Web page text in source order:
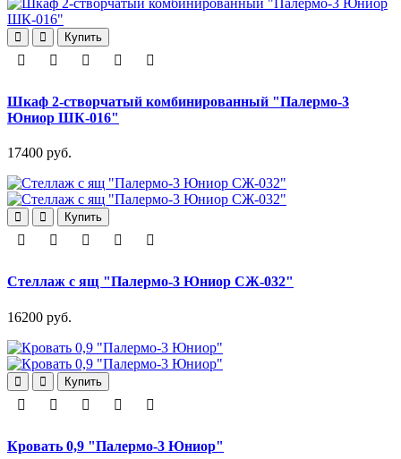
Купить
Шкаф 2-створчатый комбинированный "Палермо-3
Юниор ШК-016"
17400 руб.
Купить
Стеллаж с ящ "Палермо-3 Юниор СЖ-032"
16200 руб.
Купить
Кровать 0,9 "Палермо-3 Юниор"